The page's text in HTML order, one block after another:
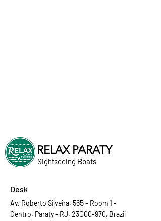
RELAX PARATY
Sightseeing Boats
Desk
Av. Roberto Silveira, 565 - Room 1 -
Centro, Paraty - RJ, 23000-970, Brazil